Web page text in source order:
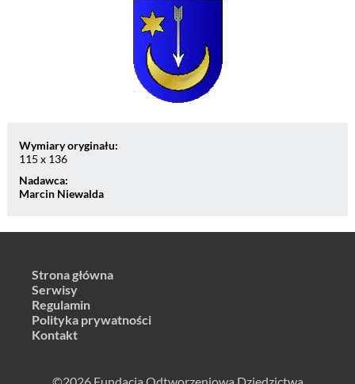
Wymiary oryginału:
115 x 136
Nadawca:
Marcin Niewalda
Strona główna
Serwisy
Regulamin
Polityka prywatności
Kontakt